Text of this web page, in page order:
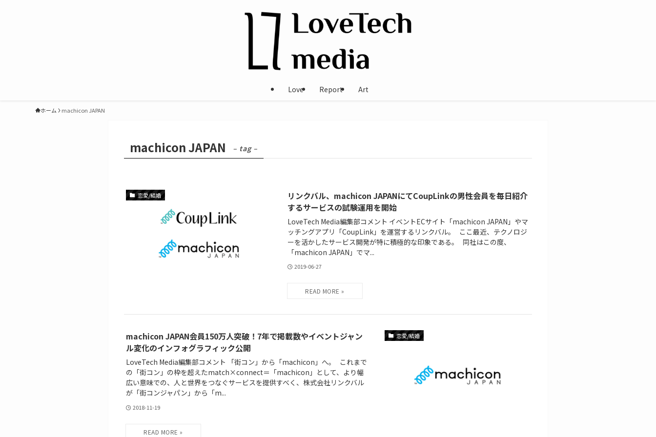
Love Report Art
ホーム machicon JAPAN
machicon JAPAN – tag –
恋愛/結婚
リンクバル、machicon JAPANにてCoupLinkの男性会員を毎日紹介
するサービスの試験運用を開始
LoveTech Media編集部コメント イベントECサイト「machicon JAPAN」やマ
ッチングアプリ「CoupLink」を運営するリンクバル。 ここ最近、テクノロジ
ーを活かしたサービス開発が特に積極的な印象である。 同社はこの度、
「machicon JAPAN」でマ...
2019-06-27
恋愛/結婚
machicon JAPAN会員150万人突破！7年で掲載数やイベントジャン
ル変化のインフォグラフィック公開
LoveTech Media編集部コメント 「街コン」から「machicon」へ。 これまで
の「街コン」の枠を超えたmatch×connect＝「machicon」として、より幅
広い意味での、人と世界をつなぐサービスを提供すべく、株式会社リンクバル
が「街コンジャパン」から「m...
2018-11-19